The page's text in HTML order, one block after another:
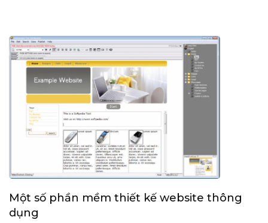
Một số phần mềm thiết kế website thông
dụng